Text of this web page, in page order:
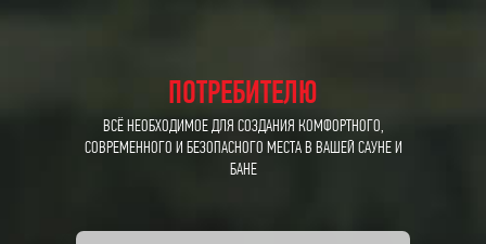
ПОТРЕБИТЕЛЮ
ВСЁ НЕОБХОДИМОЕ ДЛЯ СОЗДАНИЯ КОМФОРТНОГО,
СОВРЕМЕННОГО И БЕЗОПАСНОГО МЕСТА В ВАШЕЙ САУНЕ И
БАНЕ